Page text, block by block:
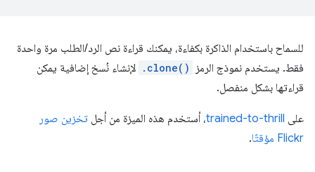
للسماح باستخدام الذاكرة بكفاءة، يمكنك قراءة نص الرد/الطلب مرة واحدة
فقط. يستخدم نموذج الرمز
.clone() لإنشاء نُسخ إضافية يمكن
قراءتها بشكل منفصل.
على trained-to-thrill، أستخدم هذه الميزة من أجل تخزين صور
Flickr مؤقتًا
.